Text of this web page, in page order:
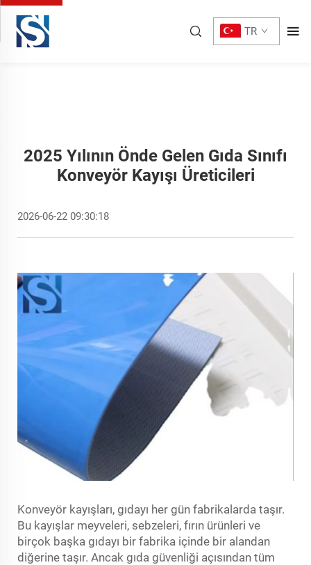
TR
2025 Yılının Önde Gelen Gıda Sınıfı
Konveyör Kayışı Üreticileri
2026-06-22 09:30:18
Konveyör kayışları, gıdayı her gün fabrikalarda taşır.
Bu kayışlar meyveleri, sebzeleri, fırın ürünleri ve
birçok başka gıdayı bir fabrika içinde bir alandan
diğerine taşır. Ancak gıda güvenliği açısından tüm